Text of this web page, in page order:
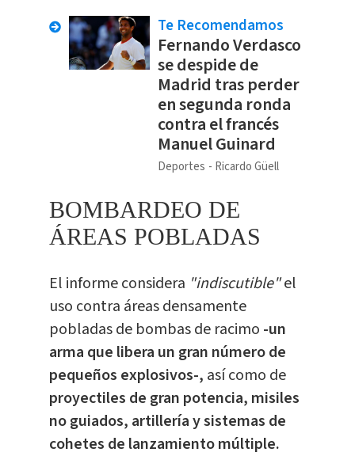
Te Recomendamos
Fernando Verdasco
se despide de
Madrid tras perder
en segunda ronda
contra el francés
Manuel Guinard
Deportes Ricardo Güell
BOMBARDEO DE
ÁREAS POBLADAS
El informe considera "indiscutible"el
uso contra áreas densamente
pobladas de bombas de racimo -un
arma que libera un gran número de
pequeños explosivos-, así como de
proyectiles de gran potencia, misiles
no guiados, artillería y sistemas de
cohetes de lanzamiento múltiple.